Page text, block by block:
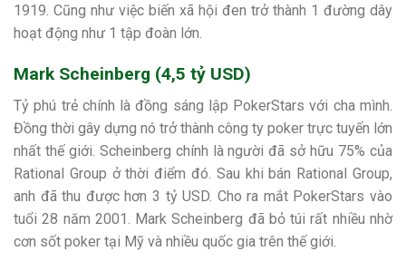
1919. Cũng như việc biến xã hội đen trở thành 1 đường dây
hoạt động như 1 tập đoàn lớn.
Mark Scheinberg (4,5 tỷ USD)
Tỷ phú trẻ chính là đồng sáng lập PokerStars với cha mình.
Đồng thời gây dựng nó trở thành công ty poker trực tuyến lớn
nhất thế giới. Scheinberg chính là người đã sở hữu 75% của
Rational Group ở thời điểm đó. Sau khi bán Rational Group,
anh đã thu được hơn 3 tỷ USD. Cho ra mắt PokerStars vào
tuổi 28 năm 2001. Mark Scheinberg đã bỏ túi rất nhiều nhờ
cơn sốt poker tại Mỹ và nhiều quốc gia trên thế giới.